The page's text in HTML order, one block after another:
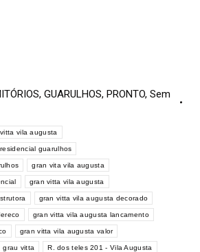
, GUARULHOS, PRONTO, Sem
vila augusta
guarulhos
gran vita vila augusta
gran vitta vila augusta
gran vitta vila augusta decorado
gran vitta vila augusta lancamento
gran vitta vila augusta valor
grau vitta R. dos teles 201 - Vila Augusta